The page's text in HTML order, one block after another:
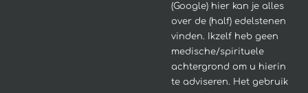
(Google) hier kan je alles
over de (half) edelstenen
vinden. Ikzelf heb geen
medische/spirituele
achtergrond om u hierin
te adviseren. Het gebruik